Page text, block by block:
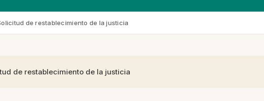
de restablecimiento de la justicia
de restablecimiento de la justicia